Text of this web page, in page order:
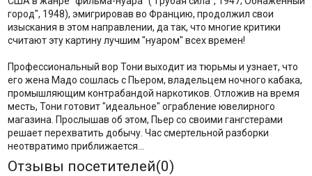
город", 1948), эмигрировав во Францию, продолжил свои
изыскания в этом направлении, да так, что многие критики
считают эту картину лучшим "нуаром" всех времен!
Профессиональный вор Тони выходит из тюрьмы и узнает, что
его жена Мадо сошлась с Пьером, владельцем ночного кабака,
промышляющим контрабандой наркотиков. Отложив на время
месть, Тони готовит "идеальное" ограбление ювелирного
магазина. Прослышав об этом, Пьер со своими гангстерами
решает перехватить добычу. Час смертельной разборки
неотвратимо приближается...
Отзывы посетителей(0)